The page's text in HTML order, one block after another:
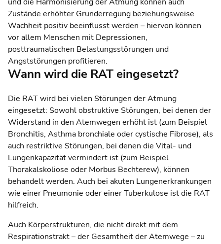
Zustände erhöhter Grunderregung beziehungsweise
Wachheit positiv beeinflusst werden – hiervon können
vor allem Menschen mit Depressionen,
posttraumatischen Belastungsstörungen und
Angststörungen profitieren.
Wann wird die RAT eingesetzt?
Die RAT wird bei vielen Störungen der Atmung
eingesetzt: Sowohl obstruktive Störungen, bei denen der
Widerstand in den Atemwegen erhöht ist (zum Beispiel
Bronchitis, Asthma bronchiale oder cystische Fibrose), als
auch restriktive Störungen, bei denen die Vital- und
Lungenkapazität vermindert ist (zum Beispiel
Thorakalskoliose oder Morbus Bechterew), können
behandelt werden. Auch bei akuten Lungenerkrankungen
wie einer Pneumonie oder einer Tuberkulose ist die RAT
hilfreich.
Auch Körperstrukturen, die nicht direkt mit dem
Respirationstrakt ­– der Gesamtheit der Atemwege – zu